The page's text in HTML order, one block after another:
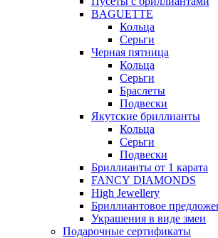
BAGUETTE
Кольца
Серьги
Черная пятница
Кольца
Серьги
Браслеты
Подвески
Якутские бриллианты
Кольца
Серьги
Подвески
Бриллианты от 1 карата
FANCY DIAMONDS
High Jewellery
Бриллиантовое
Украшения в виде змеи
Подарочные сертификаты